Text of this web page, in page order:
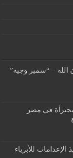
الله – “سمير وجيه”
في مصر
للأبرياء